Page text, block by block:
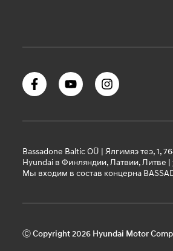
Bassadone Baltic OÜ | Ялгимяэ теэ, 1,
Hyundai в Финляндии, Латвии, Литве |
Мы входим в состав концерна
Ⓒ Copyright 2026 Hyundai Motor